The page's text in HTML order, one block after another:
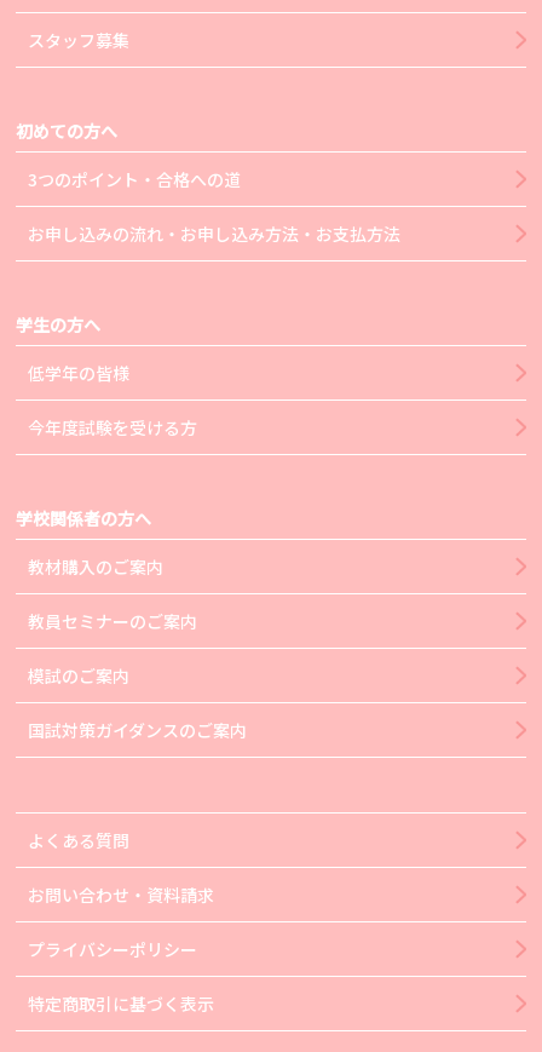
スタッフ募集
初めての方へ
3つのポイント・合格への道
お申し込みの流れ・お申し込み方法・お支払方法
学生の方へ
低学年の皆様
今年度試験を受ける方
学校関係者の方へ
教材購入のご案内
教員セミナーのご案内
模試のご案内
国試対策ガイダンスのご案内
よくある質問
お問い合わせ・資料請求
プライバシーポリシー
特定商取引に基づく表示